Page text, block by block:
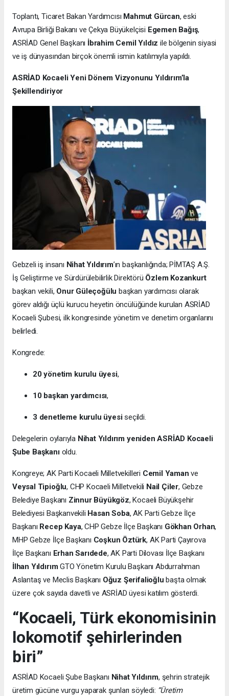
Toplantı, Ticaret Bakan Yardımcısı Mahmut Gürcan, eski
Avrupa Birliği Bakanı ve Çekya Büyükelçisi Egemen Bağış,
ASRİAD Genel Başkanı İbrahim Cemil Yıldız ile bölgenin siyasi
ve iş dünyasından birçok önemli ismin katılımıyla yapıldı.
ASRİAD Kocaeli Yeni Dönem Vizyonunu Yıldırım’la
Şekillendiriyor
Gebzeli iş insanı Nihat Yıldırım’ın başkanlığında; PİMTAŞ A.Ş.
İş Geliştirme ve Sürdürülebilirlik Direktörü Özlem Kozankurt
başkan vekili, Onur Güleçoğülu başkan yardımcısı olarak
görev aldığı üçlü kurucu heyetin öncülüğünde kurulan ASRİAD
Kocaeli Şubesi, ilk kongresinde yönetim ve denetim organlarını
belirledi.
Kongrede:
20 yönetim kurulu üyesi,
10 başkan yardımcısı,
3 denetleme kurulu üyesiseçildi.
Delegelerin oylarıyla Nihat Yıldırım yeniden ASRİAD Kocaeli
Şube Başkanıoldu.
Kongreye; AK Parti Kocaeli Milletvekilleri Cemil Yaman ve
Veysal Tipioğlu, CHP Kocaeli Milletvekili Nail Çiler, Gebze
Belediye Başkanı Zinnur Büyükgöz, Kocaeli Büyükşehir
Belediyesi Başkanvekili Hasan Soba, AK Parti Gebze İlçe
Başkanı Recep Kaya, CHP Gebze İlçe Başkanı Gökhan Orhan,
MHP Gebze İlçe Başkanı Coşkun Öztürk, AK Parti Çayırova
İlçe Başkanı Erhan Sarıdede, AK Parti Dilovası İlçe Başkanı
İlhan YıldırımGTO Yönetim Kurulu Başkanı Abdurrahman
Aslantaş ve Meclis Başkanı Oğuz Şerifalioğlu başta olmak
üzere çok sayıda davetli ve ASRİAD üyesi katılım gösterdi.
“Kocaeli, Türk ekonomisinin
lokomotif şehirlerinden
biri”
ASRİAD Kocaeli Şube Başkanı Nihat Yıldırım, şehrin stratejik
üretim gücüne vurgu yaparak şunları söyledi: “Üretim